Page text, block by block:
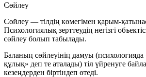
Сөйлеу
Сөйлеу — тілдің көмегімен қарым-
Психологиялық зерттеудің негізгі
сөйлеу болып табылады.
Баланың сөйлеуінің дамуы (психологияда
құлық» деп те аталады) тіл үйренуге
кезеңдерден біртіндеп өтеді.